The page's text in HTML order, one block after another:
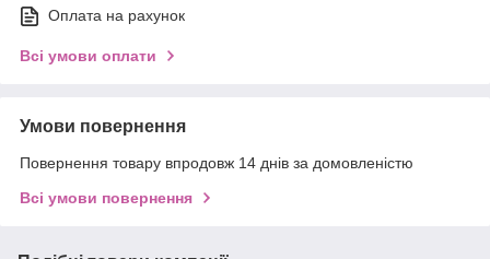
Оплата на рахунок
Всі умови оплати
Умови повернення
Повернення товару впродовж 14 днів за домовленістю
Всі умови повернення